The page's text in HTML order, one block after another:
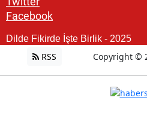
Facebook
Dilde Fikirde İşte Birlik - 2025
RSS Copyright ©